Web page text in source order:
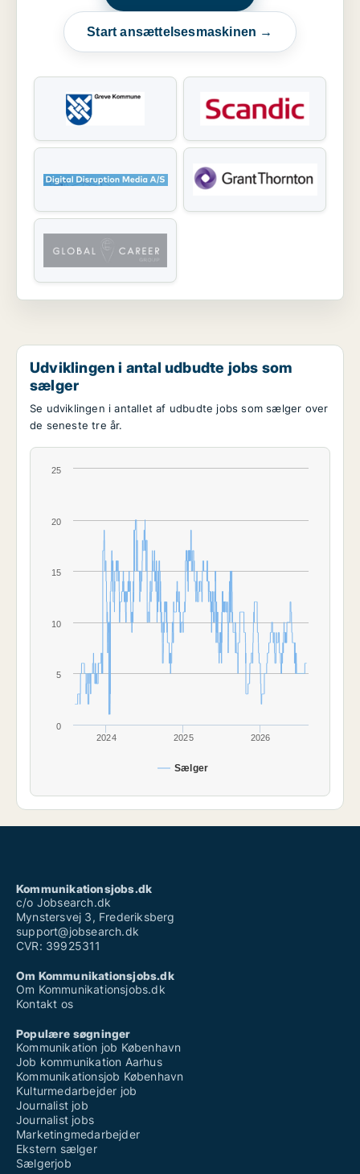
Start ansættelsesmaskinen →
Udviklingen i antal udbudte jobs som
sælger
Se udviklingen i antallet af udbudte jobs som sælger over
de seneste tre år.
Sælger
2024 2025 2026
0
5
10
15
20
25
Kommunikationsjobs.dk
c/o Jobsearch.dk
Mynstersvej 3, Frederiksberg
support@jobsearch.dk
CVR: 39925311
Om Kommunikationsjobs.dk
Om Kommunikationsjobs.dk
Kontakt os
Populære søgninger
Kommunikation job København
Job kommunikation Aarhus
Kommunikationsjob København
Kulturmedarbejder job
Journalist job
Journalist jobs
Marketingmedarbejder
Ekstern sælger
Sælgerjob